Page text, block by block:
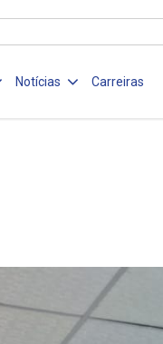
Notícias Carreiras